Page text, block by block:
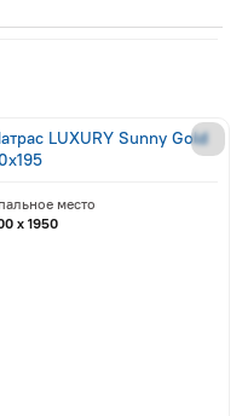
LUXURY Sunny Gold
место
x 1950